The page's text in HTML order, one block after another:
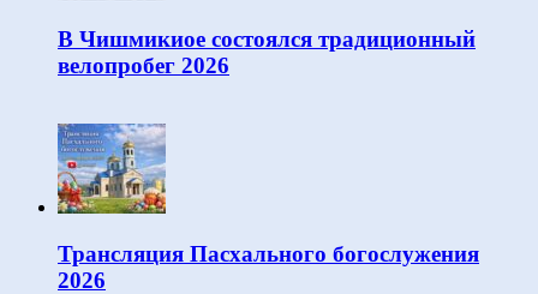
В Чишмикиое состоялся традиционный
велопробег 2026
Трансляция Пасхального богослужения
2026